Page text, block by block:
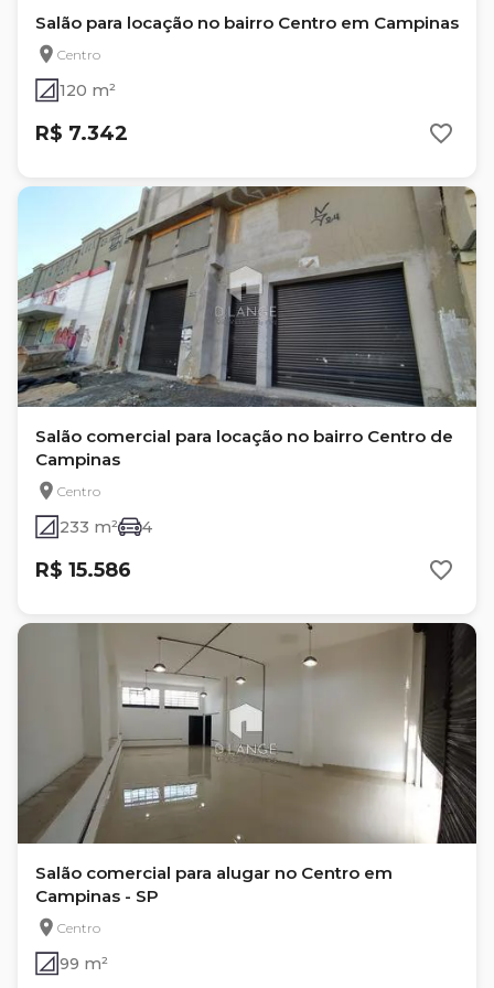
Salão para locação no bairro Centro em Campinas
Centro
120 m²
R$ 7.342
Salão comercial para locação no bairro Centro de
Campinas
Centro
233 m² 4
R$ 15.586
Salão comercial para alugar no Centro em
Campinas - SP
Centro
99 m²